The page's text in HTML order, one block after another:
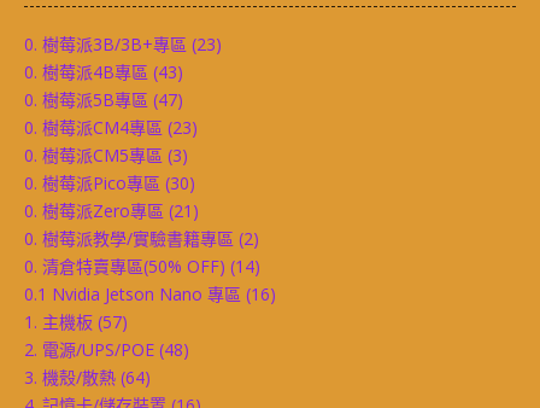
0. 樹莓派3B/3B+專區 (23)
0. 樹莓派4B專區 (43)
0. 樹莓派5B專區 (47)
0. 樹莓派CM4專區 (23)
0. 樹莓派CM5專區 (3)
0. 樹莓派Pico專區 (30)
0. 樹莓派Zero專區 (21)
0. 樹莓派教學/實驗書籍專區 (2)
0. 清倉特賣專區(50% OFF) (14)
0.1 Nvidia Jetson Nano 專區 (16)
1. 主機板 (57)
2. 電源/UPS/POE (48)
3. 機殼/散熱 (64)